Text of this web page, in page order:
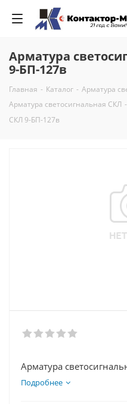
Арматура
9-БП-127в
Главная - Каталог - Арматура
Арматура светосигнальная СКЛ -
СКЛ 9-БП-127в
Арматура
Подробнее